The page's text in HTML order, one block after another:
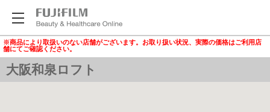
※商品により取扱いのない店舗がございます。お取り扱い状況、実際の価格はご利用店
舗にてご確認ください。
大阪和泉ロフト